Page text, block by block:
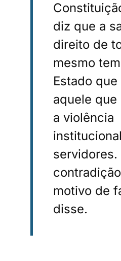
diz que a
direito de
mesmo
Estado
aquele
a violência
servidores.
motivo de
disse.